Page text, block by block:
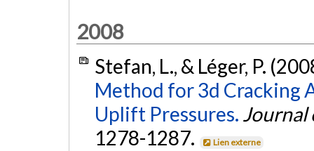
2008
Stefan, L., & Léger, P.
Method for 3d Cracking
Uplift Pressures. Journal
1278-1287.
Lien externe